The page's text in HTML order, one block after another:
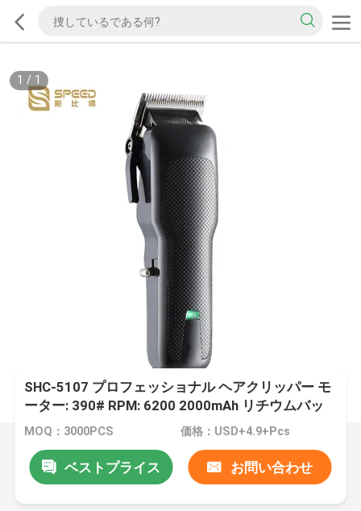
1 / 1
SHC-5107 プロフェッショナル ヘアクリッパー モ
ーター: 390# RPM: 6200 2000mAh リチウムバッ
テリー
MOQ：3000PCS 価格：USD+4.9+Pcs
ベストプライス お問い合わせ